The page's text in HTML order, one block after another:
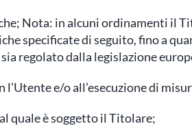
Nota: in alcuni ordinamenti il
specificate di seguito, fino a
regolato dalla legislazione
e/o all’esecuzione di
quale è soggetto il Titolare;